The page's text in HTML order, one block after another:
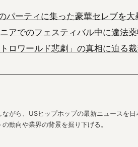
パーティに集った豪華セレブを大
アでのフェスティバル中に違法
ロワールド悲劇」の真相に迫る
ながら、USヒップホップの最新ニュースを
動向や業界の背景を掘り下げる。